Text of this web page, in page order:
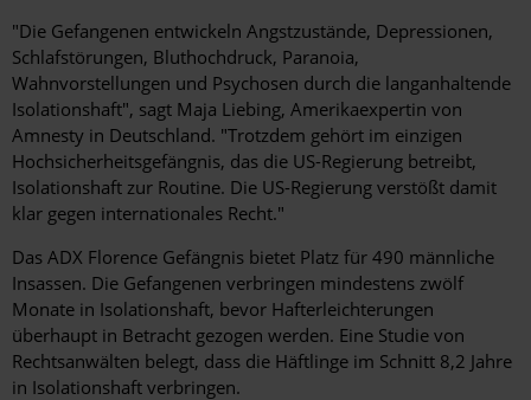
"Die Gefangenen entwickeln Angstzustände, Depressionen,
Schlafstörungen, Bluthochdruck, Paranoia,
Wahnvorstellungen und Psychosen durch die langanhaltende
Isolationshaft", sagt Maja Liebing, Amerikaexpertin von
Amnesty in Deutschland. "Trotzdem gehört im einzigen
Hochsicherheitsgefängnis, das die US-Regierung betreibt,
Isolationshaft zur Routine. Die US-Regierung verstößt damit
klar gegen internationales Recht."
Das ADX Florence Gefängnis bietet Platz für 490 männliche
Insassen. Die Gefangenen verbringen mindestens zwölf
Monate in Isolationshaft, bevor Hafterleichterungen
überhaupt in Betracht gezogen werden. Eine Studie von
Rechtsanwälten belegt, dass die Häftlinge im Schnitt 8,2 Jahre
in Isolationshaft verbringen.